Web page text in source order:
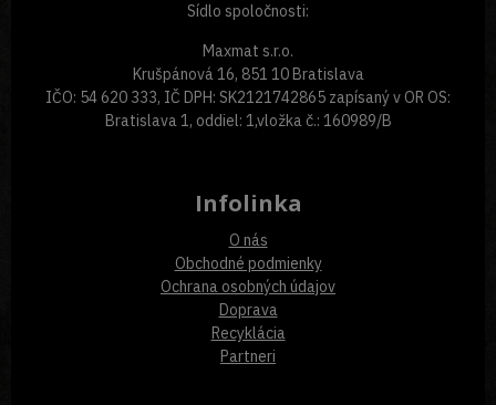
Sídlo spoločnosti:
Maxmat s.r.o.
Krušpánová 16, 851 10 Bratislava
IČO: 54 620 333, IČ DPH: SK2121742865 zapísaný v OR OS:
Bratislava 1, oddiel: 1,vložka č.: 160989/B
Infolinka
O nás
Obchodné podmienky
Ochrana osobných údajov
Doprava
Recyklácia
Partneri